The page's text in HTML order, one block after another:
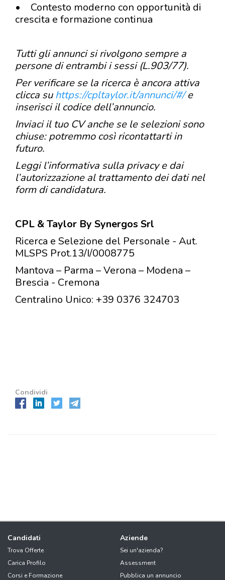
• Contesto moderno con opportunità di
crescita e formazione continua
Tutti gli annunci si rivolgono sempre a
persone di entrambi i sessi (L.903/77).
Per verificare se la ricerca è ancora attiva
clicca suhttps://cpltaylor.it/annunci/#/e
inserisci il codice dell’annuncio.
Inviaci il tuo CV anche se le selezioni sono
chiuse: potremmo così ricontattarti in
futuro.
Leggi l’informativa sulla privacy e dai
l’autorizzazione al trattamento dei dati nel
form di candidatura.
CPL & Taylor By Synergos Srl
Ricerca e Selezione del Personale - Aut.
MLSPS Prot.13/I/0008775
Mantova – Parma – Verona – Modena –
Brescia - Cremona
Centralino Unico: +39 0376 324703
Condividi
Candidati
Trova Offerte
Carica Profilo
Corsi e Formazione
Aziende
Sei un'azienda?
Assessment
Pubblica un annuncio